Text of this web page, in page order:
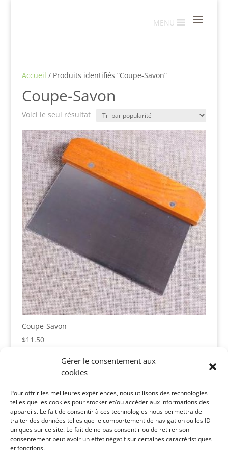
Gérer le consentement aux
cookies
Pour offrir les meilleures expériences, nous utilisons des technologies
telles que les cookies pour stocker et/ou accéder aux informations des
appareils. Le fait de consentir à ces technologies nous permettra de
traiter des données telles que le comportement de navigation ou les ID
uniques sur ce site. Le fait de ne pas consentir ou de retirer son
consentement peut avoir un effet négatif sur certaines caractéristiques
et fonctions.
MENU
Accueil / Produits identifiés “Coupe-Savon”
Coupe-Savon
Voici le seul résultat
Coupe-Savon
$11.50
Votre panier est vide.
Catégories de produits